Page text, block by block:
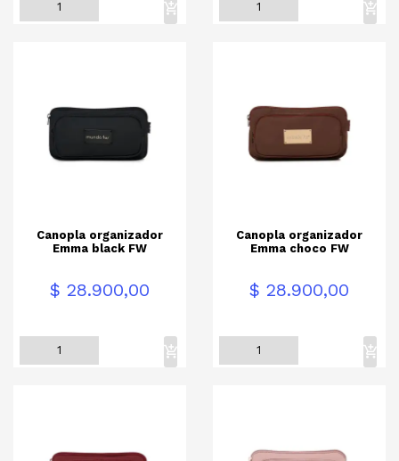
Canopla organizador
Emma black FW
Precio$ 28.900,00
Canopla organizador
Emma choco FW
Precio$ 28.900,00